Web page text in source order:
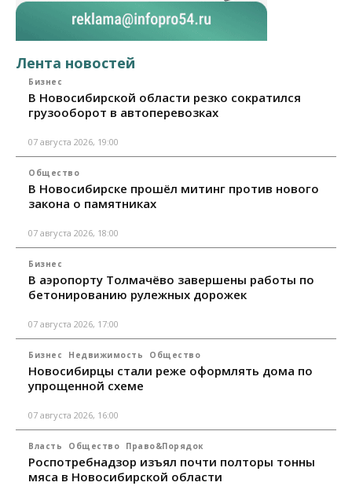
Лента новостей
Бизнес
В Новосибирской области резко сократился
грузооборот в автоперевозках
07 августа 2026, 19:00
Общество
В Новосибирске прошёл митинг против нового
закона о памятниках
07 августа 2026, 18:00
Бизнес
В аэропорту Толмачёво завершены работы по
бетонированию рулежных дорожек
07 августа 2026, 17:00
Бизнес Недвижимость Общество
Новосибирцы стали реже оформлять дома по
упрощенной схеме
07 августа 2026, 16:00
Власть Общество Право&Порядок
Роспотребнадзор изъял почти полторы тонны
мяса в Новосибирской области